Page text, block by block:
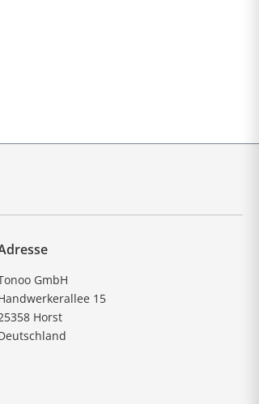
GmbH
15
Horst